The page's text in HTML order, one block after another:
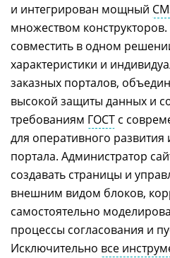
и интегрирован мощный
множеством
совместить в одном
характеристики и
заказных порталов,
высокой защиты данных и
требованиям ГОСТ с
для оперативного развития
портала. Администратор
создавать страницы и
внешним видом блоков,
самостоятельно
процессы согласования и
Исключительно все